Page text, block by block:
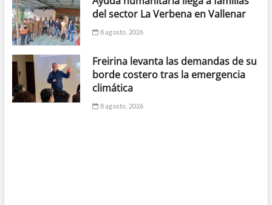
del sector La Verbena en Vallenar
8 agosto, 2026
Freirina levanta las demandas de su
borde costero tras la emergencia
climática
8 agosto, 2026